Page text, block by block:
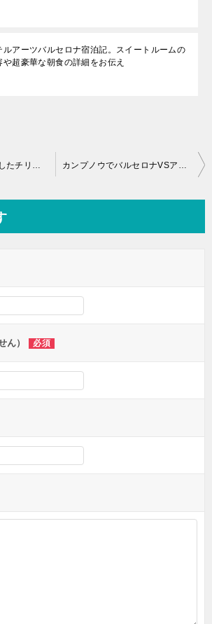
ルアーツバルセロナ宿泊記。スイートルームの
や超豪華な朝食の詳細をお伝え
ついに渋谷にも上陸したチリンギートエスクリバのイカスミパエリアを体験【バルセロナ】 カンプノウでバルセロナVSアトレティコ戦をソシオ席で初観戦！メッシが！スアレスが！
ん） 必須